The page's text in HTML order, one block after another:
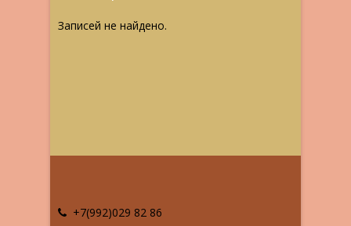
Записей не найдено.
+7(992)029 82 86